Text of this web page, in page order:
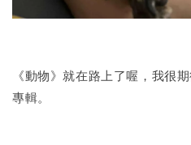
《動物》就在路上了喔，我很
專輯。